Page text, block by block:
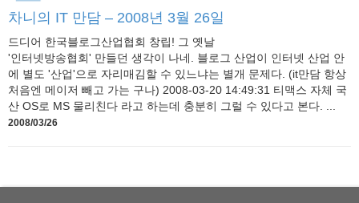
차니의 IT 만담 – 2008년 3월 26일
드디어 한국블로그산업협회 창립! 그 옛날
'인터넷방송협회' 만들던 생각이 나네. 블로그 산업이 인터넷 산업 안
에 별도 '산업'으로 자리매김할 수 있느냐는 별개 문제다. (it만담 항상
처음엔 메이저 빼고 가는 구나) 2008-03-20 14:49:31 티맥스 자체 국
산 OS로 MS 물리친다 라고 하는데 충분히 그럴 수 있다고 본다. ...
2008/03/26